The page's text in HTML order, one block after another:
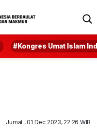
#Kongres Umat Islam
Jumat , 01 Dec 2023, 22:26 WIB